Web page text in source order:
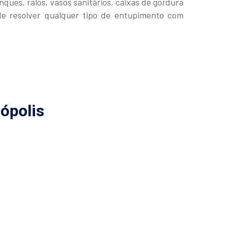
resolver qualquer tipo de entupimento com